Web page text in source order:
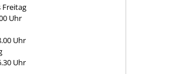
Freitag
Uhr
Uhr
Uhr